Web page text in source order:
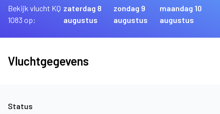
Bekijk vlucht KQ
1083 op:
zaterdag 8
augustus
zondag 9
augustus
maandag 10
augustus
Vluchtgegevens
Status